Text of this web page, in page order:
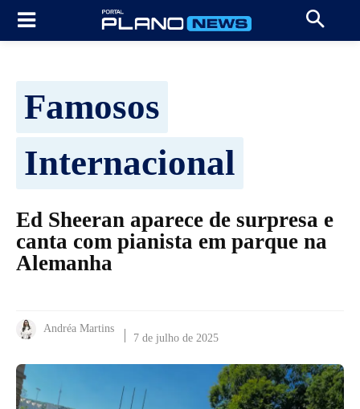
Famosos
Internacional
Ed Sheeran aparece de surpresa e
canta com pianista em parque na
Alemanha
Andréa Martins
7 de julho de 2025